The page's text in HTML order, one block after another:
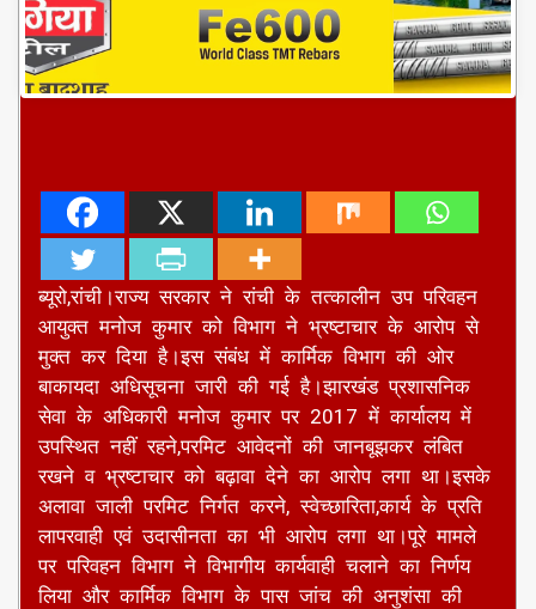
ब्यूरो,रांची।राज्य सरकार ने रांची के तत्कालीन उप परिवहन
आयुक्त मनोज कुमार को विभाग ने भ्रष्टाचार के आरोप से
मुक्त कर दिया है।इस संबंध में कार्मिक विभाग की ओर
बाकायदा अधिसूचना जारी की गई है।झारखंड प्रशासनिक
सेवा के अधिकारी मनोज कुमार पर 2017 में कार्यालय में
उपस्थित नहीं रहने,परमिट आवेदनों की जानबूझकर लंबित
रखने व भ्रष्टाचार को बढ़ावा देने का आरोप लगा था।इसके
अलावा जाली परमिट निर्गत करने, स्वेच्छारिता,कार्य के प्रति
लापरवाही एवं उदासीनता का भी आरोप लगा था।पूरे मामले
पर परिवहन विभाग ने विभागीय कार्यवाही चलाने का निर्णय
लिया और कार्मिक विभाग के पास जांच की अनुशंसा की